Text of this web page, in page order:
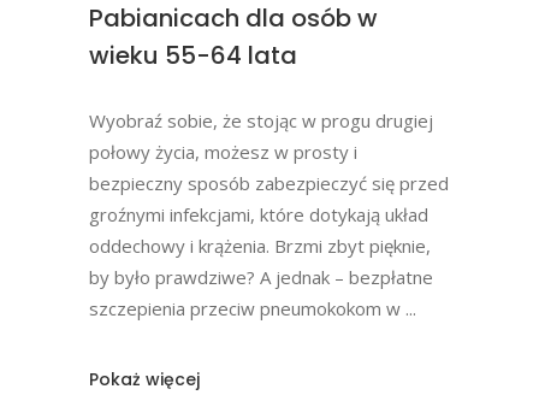
Pabianicach dla osób w
wieku 55-64 lata
Wyobraź sobie, że stojąc w progu drugiej
połowy życia, możesz w prosty i
bezpieczny sposób zabezpieczyć się przed
groźnymi infekcjami, które dotykają układ
oddechowy i krążenia. Brzmi zbyt pięknie,
by było prawdziwe? A jednak – bezpłatne
szczepienia przeciw pneumokokom w
Pokaż więcej